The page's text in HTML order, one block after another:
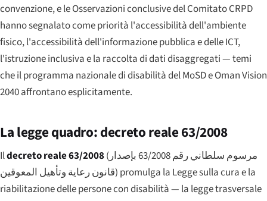
convenzione, e le Osservazioni conclusive del Comitato CRPD
hanno segnalato come priorità l'accessibilità dell'ambiente
fisico, l'accessibilità dell'informazione pubblica e delle ICT,
l'istruzione inclusiva e la raccolta di dati disaggregati — temi
che il programma nazionale di disabilità del MoSD e Oman Vision
2040 affrontano esplicitamente.
La legge quadro: decreto reale 63/2008
Ildecreto reale 63/2008(مرسوم سلطاني رقم 63/2008 بإصدار
قانون رعاية وتأهيل المعوقين) promulga la Legge sulla cura e la
riabilitazione delle persone con disabilità — la legge trasversale